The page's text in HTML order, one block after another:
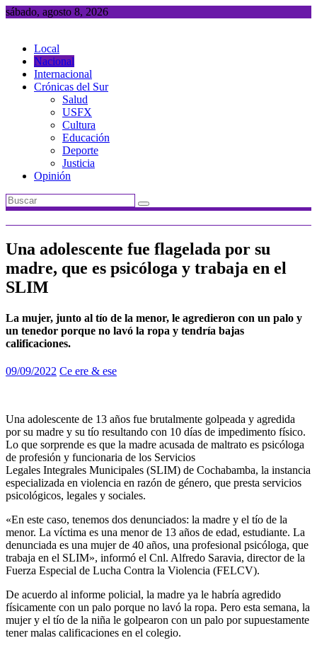
Saltar
sábado, agosto 8, 2026
Local
Nacional
Internacional
Crónicas del Sur
Salud
USFX
Cultura
Educación
Deporte
Justicia
Opinión
Una adolescente fue flagelada por su
madre, que es psicóloga y trabaja en el
SLIM
La mujer, junto al tío de la menor, le agredieron con un palo y
un tenedor porque no lavó la ropa y tendría bajas
calificaciones.
09/09/2022 Ce ere & ese
Una adolescente de 13 años fue brutalmente golpeada y agredida
por su madre y su tío resultando con 10 días de impedimento físico.
Lo que sorprende es que la madre acusada de maltrato es psicóloga
de profesión y funcionaria de los Servicios
Legales Integrales Municipales (SLIM) de Cochabamba, la instancia
especializada en violencia en razón de género, que presta servicios
psicológicos, legales y sociales.
«En este caso, tenemos dos denunciados: la madre y el tío de la
menor. La víctima es una menor de 13 años de edad, estudiante. La
denunciada es una mujer de 40 años, una profesional psicóloga, que
trabaja en el SLIM», informó el Cnl. Alfredo Saravia, director de la
Fuerza Especial de Lucha Contra la Violencia (FELCV).
De acuerdo al informe policial, la madre ya le habría agredido
físicamente con un palo porque no lavó la ropa. Pero esta semana, la
mujer y el tío de la niña le golpearon con un palo por supuestamente
tener malas calificaciones en el colegio.